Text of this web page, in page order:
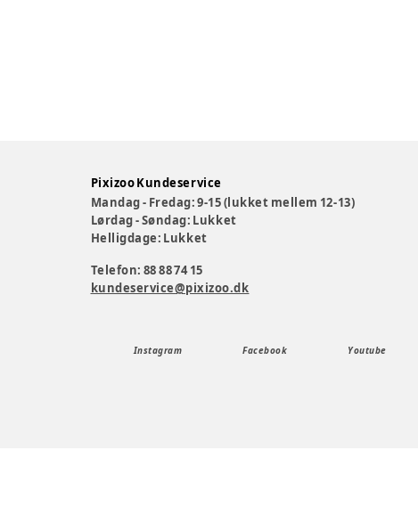
Pixizoo Kundeservice
Mandag - Fredag: 9-15 (lukket mellem 12-13)
Lørdag - Søndag: Lukket
Helligdage: Lukket
Telefon: 88 88 74 15
kundeservice@pixizoo.dk
Instagram Facebook Youtube